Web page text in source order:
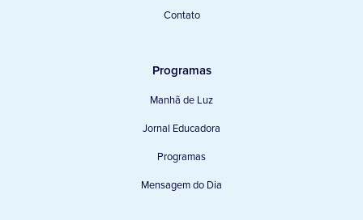
Contato
Programas
Manhã de Luz
Jornal Educadora
Programas
Mensagem do Dia